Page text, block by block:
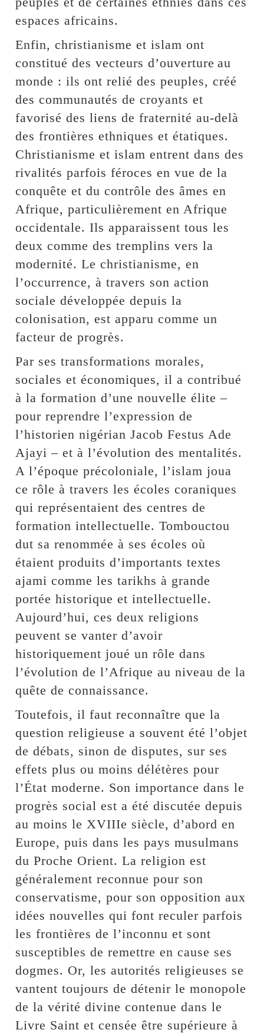
espaces africains.
Enfin, christianisme et islam ont
constitué des vecteurs d’ouverture au
monde : ils ont relié des peuples, créé
des communautés de croyants et
favorisé des liens de fraternité au-delà
des frontières ethniques et étatiques.
Christianisme et islam entrent dans des
rivalités parfois féroces en vue de la
conquête et du contrôle des âmes en
Afrique, particulièrement en Afrique
occidentale. Ils apparaissent tous les
deux comme des tremplins vers la
modernité. Le christianisme, en
l’occurrence, à travers son action
sociale développée depuis la
colonisation, est apparu comme un
facteur de progrès.
Par ses transformations morales,
sociales et économiques, il a contribué
à la formation d’une nouvelle élite –
pour reprendre l’expression de
l’historien nigérian Jacob Festus Ade
Ajayi – et à l’évolution des mentalités.
A l’époque précoloniale, l’islam joua
ce rôle à travers les écoles coraniques
qui représentaient des centres de
formation intellectuelle. Tombouctou
dut sa renommée à ses écoles où
étaient produits d’importants textes
ajami comme les tarikhs à grande
portée historique et intellectuelle.
Aujourd’hui, ces deux religions
peuvent se vanter d’avoir
historiquement joué un rôle dans
l’évolution de l’Afrique au niveau de la
quête de connaissance.
Toutefois, il faut reconnaître que la
question religieuse a souvent été l’objet
de débats, sinon de disputes, sur ses
effets plus ou moins délétères pour
l’État moderne. Son importance dans le
progrès social est a été discutée depuis
au moins le XVIIIe siècle, d’abord en
Europe, puis dans les pays musulmans
du Proche Orient. La religion est
généralement reconnue pour son
conservatisme, pour son opposition aux
idées nouvelles qui font reculer parfois
les frontières de l’inconnu et sont
susceptibles de remettre en cause ses
dogmes. Or, les autorités religieuses se
vantent toujours de détenir le monopole
de la vérité divine contenue dans le
Livre Saint et censée être supérieure à